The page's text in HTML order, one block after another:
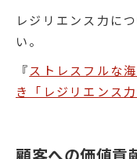
レジリエンス力に
い。
『ストレスフルな
き「レジリエンス力